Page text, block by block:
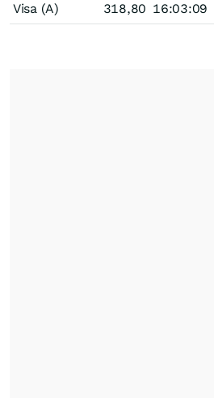
Visa (A)
318,80 16:03:09